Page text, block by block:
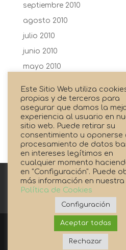
septiembre 2010
agosto 2010
julio 2010
junio 2010
mayo 2010
febrero 2010
enero 2010
agosto 2009
Canal de denuncias
Política de cookies
Enlaces de
© Cooperativa Agricola
Este Sitio Web utiliza
propias y de terceros para
asegurar que damos la
experiencia al usuario en
sitio web. Puede retirar su
consentimiento u oponerse
procesamiento de datos
en intereses legítimos en
cualquier momento
en "Configuración". Puede
más información en nuestra
Política de Cookies
Configuración
Aceptar todas
Rechazar